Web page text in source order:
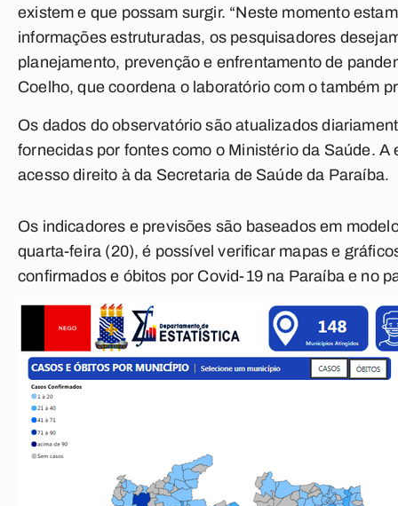
existem e que possam surgir. “Neste momento
informações estruturadas, os pesquisadores
planejamento, prevenção e enfrentamento de
Coelho, que coordena o laboratório com o também
Os dados do observatório são atualizados
fornecidas por fontes como o Ministério da Saúde.
acesso direito à da Secretaria de Saúde da Paraíba.
Os indicadores e previsões são baseados em
quarta-feira (20), é possível verificar mapas e
confirmados e óbitos por Covid-19 na Paraíba e no